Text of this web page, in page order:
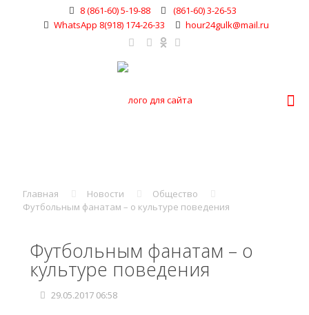
8 (861-60) 5-19-88
(861-60) 3-26-53
WhatsApp 8(918) 174-26-33
hour24gulk@mail.ru
Главная Новости
Общество
Футбольным фанатам – о культуре поведения
Футбольным фанатам – о
культуре поведения
29.05.2017 06:58